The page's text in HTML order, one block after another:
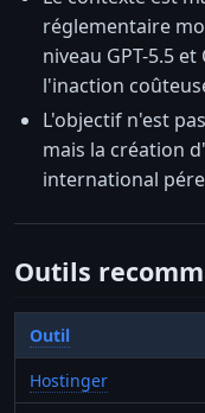
réglementaire
niveau GPT-5.5
l'inaction
L'objectif n'est
mais la création
international
Outils
Outil
Hostinger